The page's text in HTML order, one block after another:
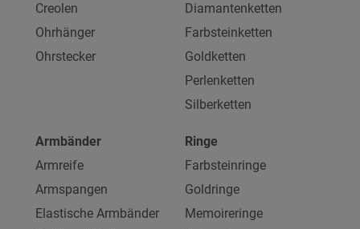
Creolen
Ohrhänger
Ohrstecker
Diamantenketten
Farbsteinketten
Goldketten
Perlenketten
Silberketten
Armbänder
Armreife
Armspangen
Elastische Armbänder
Ringe
Farbsteinringe
Goldringe
Memoireringe